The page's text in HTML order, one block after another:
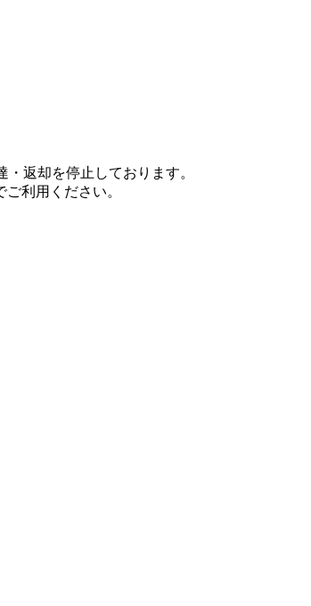
返却を停止しております。
利用ください。